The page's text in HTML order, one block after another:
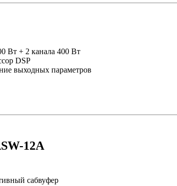
Вт + 2 канала 400 Вт
DSP
выходных параметров
12A
сабвуфер